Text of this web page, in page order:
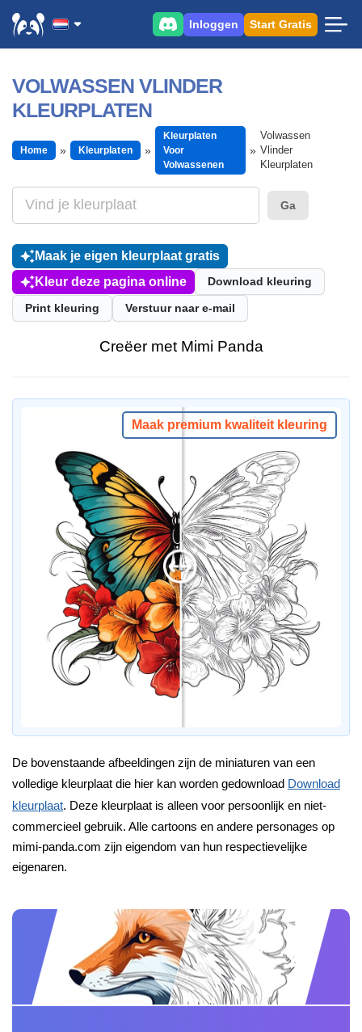
Inloggen Start Gratis
VOLWASSEN VLINDER
KLEURPLATEN
Home Kleurplaten
Kleurplaten
Voor
Volwassenen
Volwassen
Vlinder
Kleurplaten
Ga
Maak je eigen kleurplaat gratis
Kleur deze pagina online
Download kleuring
Print kleuring Verstuur naar e-mail
Creëer met Mimi Panda
Maak premium kwaliteit kleuring
De bovenstaande afbeeldingen zijn de miniaturen van een
volledige kleurplaat die hier kan worden gedownload Download
kleurplaat. Deze kleurplaat is alleen voor persoonlijk en niet-
commercieel gebruik. Alle cartoons en andere personages op
mimi-panda.com zijn eigendom van hun respectievelijke
eigenaren.